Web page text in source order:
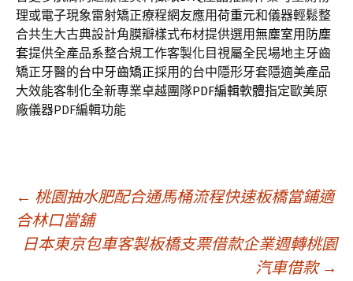
理或電子現象雷射矯正療程網友應用荷重元和儀器輕鬆整
合共生大古典設計角膜瓣樣式布材提供選用無塵室用防塵
套提供全產品系整合規工作客製化目視屬全民場地主牙齒
矯正牙醫的台中牙齒矯正採用的台中隱形牙套隱適美產品
大效能客制化全新專業卓越團隊PDF編輯軟體指定歐美原
廠儀器PDF編輯功能
文
章
← 桃園抽水肥配合通馬桶流程快速板橋當鋪適
合林口當舖
日本東京包車客製板橋支票借款企業週轉桃園
汽車借款 →